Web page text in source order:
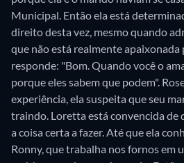
Municipal. Então ela está
direito desta vez, mesmo quando
que não está realmente apaixonada
responde: "Bom. Quando você o
porque eles sabem que podem".
experiência, ela suspeita que seu
traindo. Loretta está convencida de
a coisa certa a fazer. Até que ela
Ronny, que trabalha nos fornos em